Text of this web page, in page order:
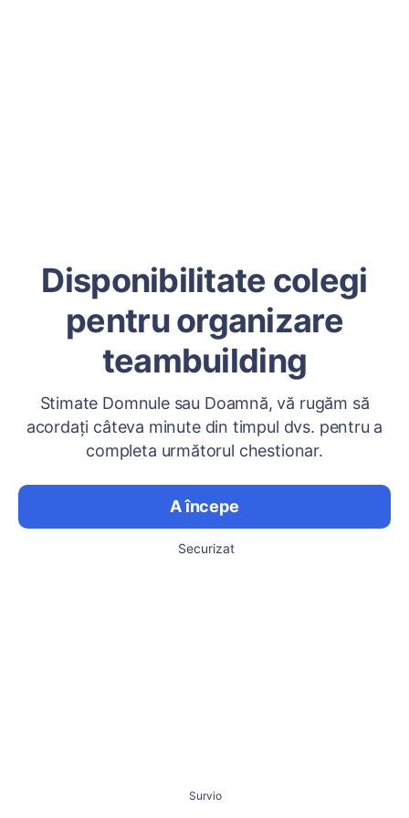
Disponibilitate colegi
pentru organizare
teambuilding
Stimate Domnule sau Doamnă, vă rugăm să
acordați câteva minute din timpul dvs. pentru a
completa următorul chestionar.
A începe
Securizat
Survio